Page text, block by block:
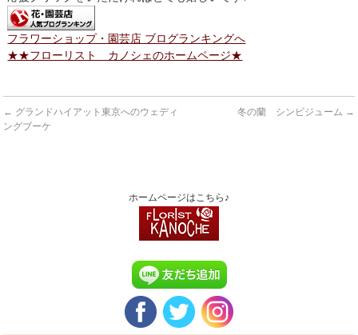
フラワーショップ・園芸店 ブログランキングへ
★★フローリスト カノシェのホームページ★
← グランドハイアット東京へのウェディ
ングブーケ
冬の蘭 シンビジューム →
ホームページはこちら♪